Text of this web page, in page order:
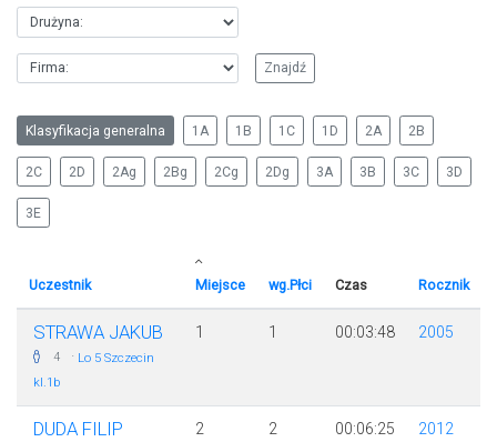
Klasyfikacja generalna 1A 1B 1C 1D 2A 2B
2C 2D 2Ag 2Bg 2Cg 2Dg 3A 3B 3C 3D
3E
Uczestnik Miejsce wg.Płci Czas Rocznik
STRAWA JAKUB
4 · Lo 5 Szczecin
kl.1b
1 1 00:03:48 2005
DUDA FILIP 2 2 00:06:25 2012